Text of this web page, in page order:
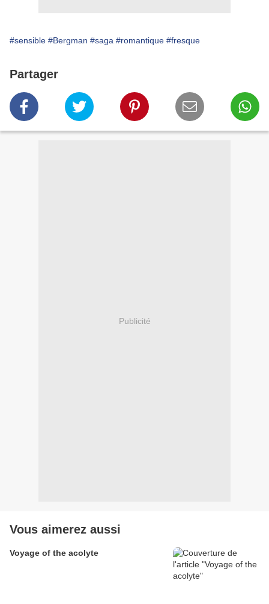
#sensible #Bergman #saga #romantique #fresque
Partager
Publicité
Vous aimerez aussi
Voyage of the acolyte